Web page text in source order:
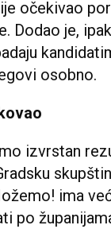
očekivao
Dodao je,
osobno.
izvrstan
ima
po